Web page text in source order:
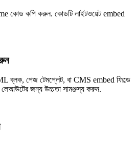
কোড কপি করুন. কোডটি লাইটওয়েট embed
ব্লক, পেজ টেমপ্লেট, বা CMS embed ফিল্ডে
জন্য উচ্চতা সামঞ্জস্য করুন.